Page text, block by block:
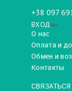
+38 097
ВХОД
О нас
Оплата и
Обмен и
Контакты